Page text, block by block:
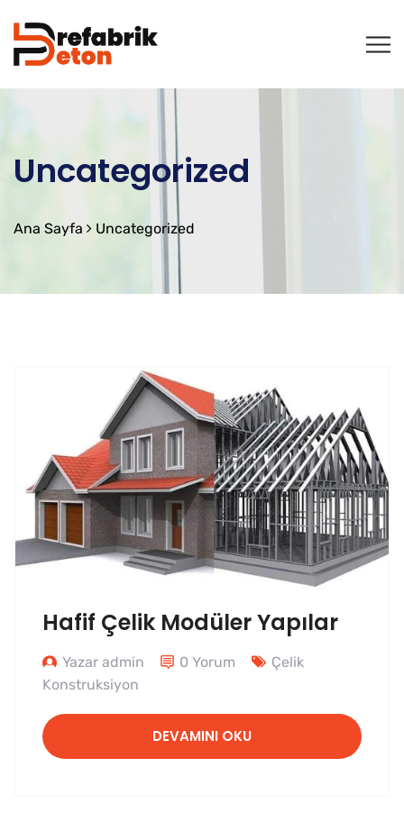
Uncategorized
Ana Sayfa Uncategorized
Hafif Çelik Modüler Yapılar
Yazar admin 0 Yorum
Çelik
Konstruksiyon
DEVAMINI OKU